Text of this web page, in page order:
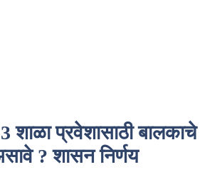
शाळा प्रवेशासाठी बालकाचे
? शासन निर्णय